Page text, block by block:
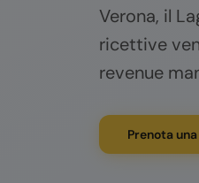
Verona, il
ricettive
revenue
Prenota